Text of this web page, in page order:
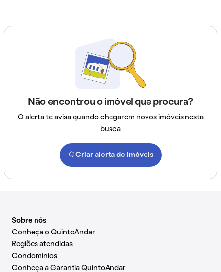
Não encontrou o imóvel que procura?
O alerta te avisa quando chegarem novos imóveis nesta
busca
Criar alerta de imóveis
Sobre nós
Conheça o QuintoAndar
Regiões atendidas
Condomínios
Conheça a Garantia QuintoAndar